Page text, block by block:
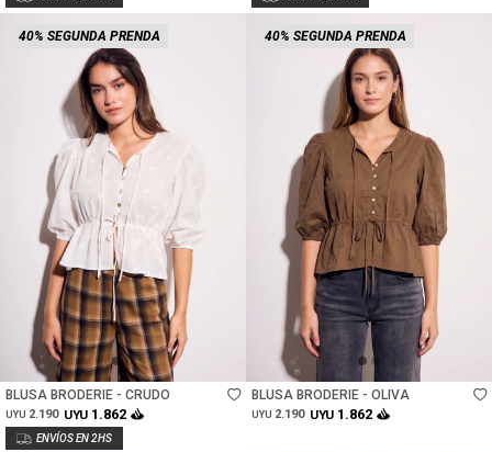
40% SEGUNDA PRENDA
Talle
BLUSA BRODERIE - CRUDO
UYU 2.190 UYU 1.862
40% SEGUNDA PRENDA
Talle
BLUSA BRODERIE - OLIVA
UYU 2.190 UYU 1.862